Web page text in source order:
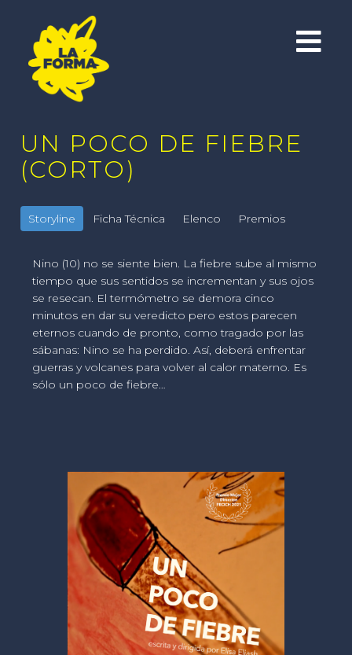
UN POCO DE FIEBRE
(CORTO)
Storyline Ficha Técnica Elenco Premios
Nino (10) no se siente bien. La fiebre sube al mismo
tiempo que sus sentidos se incrementan y sus ojos
se resecan. El termómetro se demora cinco
minutos en dar su veredicto pero estos parecen
eternos cuando de pronto, como tragado por las
sábanas: Nino se ha perdido. Así, deberá enfrentar
guerras y volcanes para volver al calor materno. Es
sólo un poco de fiebre…